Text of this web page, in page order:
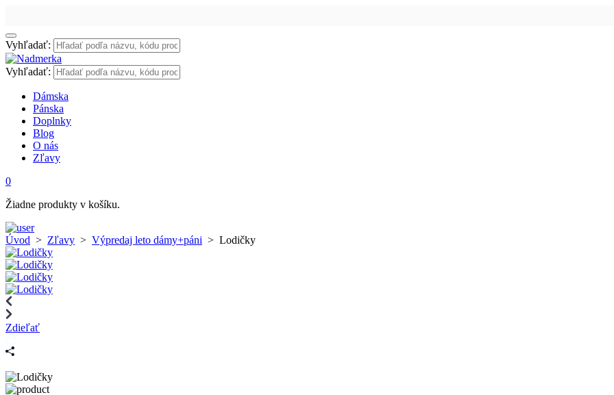
Vyhľadať:
Vyhľadať:
Dámska
Pánska
Doplnky
Blog
O nás
Zľavy
0
Žiadne produkty v košíku.
Úvod > Zľavy > Výpredaj leto dámy+páni > Lodičky
Zdieľať